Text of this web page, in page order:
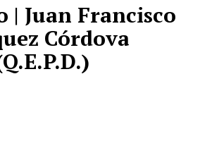
| Juan Francisco
Córdova